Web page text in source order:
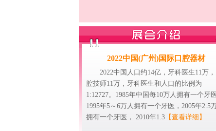
2022中国(广州)国际口腔器材
2022中国人口约14亿，牙科医生11万，
腔技师11万，牙科医生和人口的比例为
1:12727。1985年中国每10万人拥有一个牙
1995年5～6万人拥有一个牙医，2005年2.5
拥有一个牙医， 2010年1.3 【查看详细】